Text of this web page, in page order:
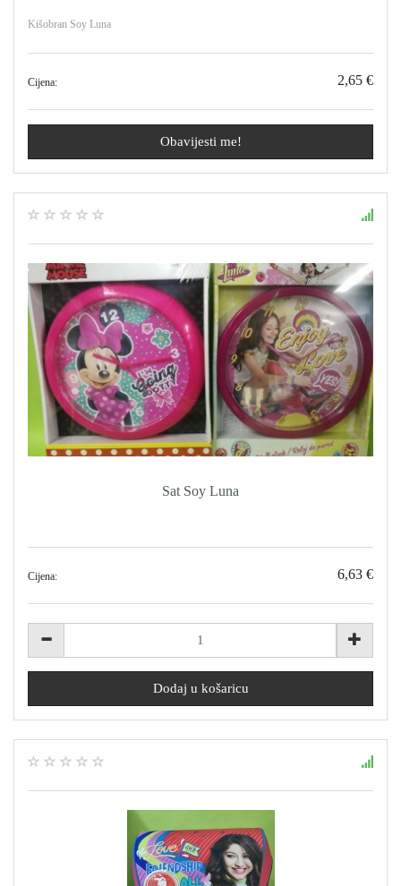
Kišobran Soy Luna
Cijena: 2,65 €
Obavijesti me!
Sat Soy Luna
Cijena: 6,63 €